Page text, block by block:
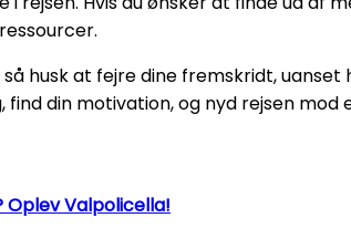
så husk at fejre dine fremskridt,
find din motivation, og nyd rejsen mod
Valpolicella!